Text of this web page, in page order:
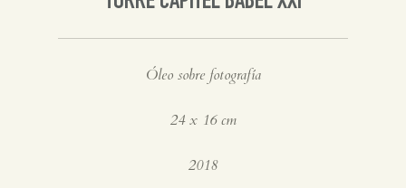
Óleo sobre fotografía
24 x 16 cm
2018